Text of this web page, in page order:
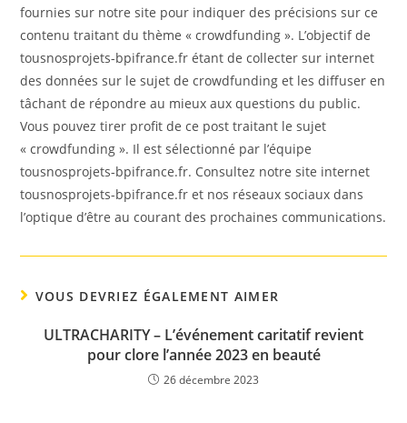
fournies sur notre site pour indiquer des précisions sur ce
contenu traitant du thème « crowdfunding ». L’objectif de
tousnosprojets-bpifrance.fr étant de collecter sur internet
des données sur le sujet de crowdfunding et les diffuser en
tâchant de répondre au mieux aux questions du public.
Vous pouvez tirer profit de ce post traitant le sujet
« crowdfunding ». Il est sélectionné par l’équipe
tousnosprojets-bpifrance.fr. Consultez notre site internet
tousnosprojets-bpifrance.fr et nos réseaux sociaux dans
l’optique d’être au courant des prochaines communications.
VOUS DEVRIEZ ÉGALEMENT AIMER
ULTRACHARITY – L’événement caritatif revient
pour clore l’année 2023 en beauté
26 décembre 2023